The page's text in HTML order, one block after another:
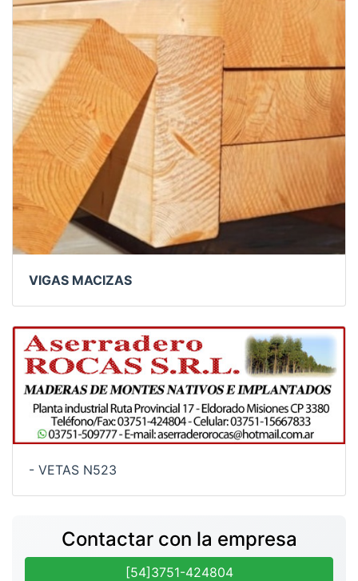
VIGAS MACIZAS
- VETAS N523
Contactar con la empresa
[54]3751-424804